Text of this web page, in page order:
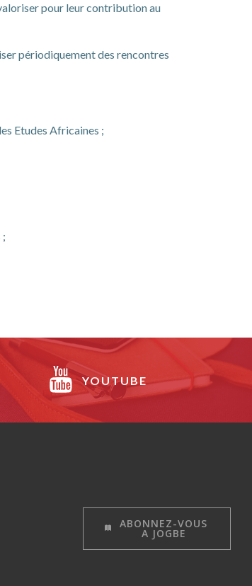
pour leur contribution au
périodiquement des rencontres
Etudes Africaines ;
YOUTUBE
ABONNEZ-VOUS
A JOGBE